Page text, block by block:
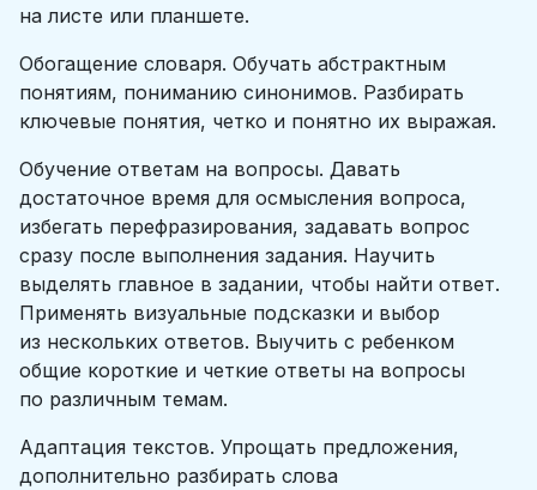
на листе или планшете.
Обогащение словаря. Обучать абстрактным
понятиям, пониманию синонимов. Разбирать
ключевые понятия, четко и понятно их выражая.
Обучение ответам на вопросы. Давать
достаточное время для осмысления вопроса,
избегать перефразирования, задавать вопрос
сразу после выполнения задания. Научить
выделять главное в задании, чтобы найти ответ.
Применять визуальные подсказки и выбор
из нескольких ответов. Выучить с ребенком
общие короткие и четкие ответы на вопросы
по различным темам.
Адаптация текстов. Упрощать предложения,
дополнительно разбирать слова